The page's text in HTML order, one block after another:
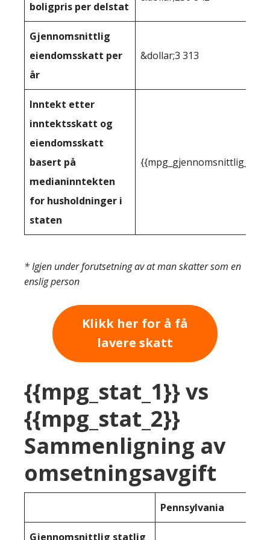
boligpris per delstat
Gjennomsnittlig
eiendomsskatt per
år
&dollar;3 313
Inntekt etter
inntektsskatt og
eiendomsskatt
basert på
medianinntekten
for husholdninger i
staten
* Igjen under forutsetning av at man skatter som en
enslig person
Klikk her for å få
lavere skatt
{{mpg_stat_1}} vs
{{mpg_stat_2}}
Sammenligning av
omsetningsavgift
Pennsylvania
Gjennomsnittlig statlig